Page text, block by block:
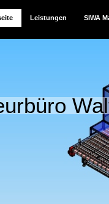
Leistungen SIWA